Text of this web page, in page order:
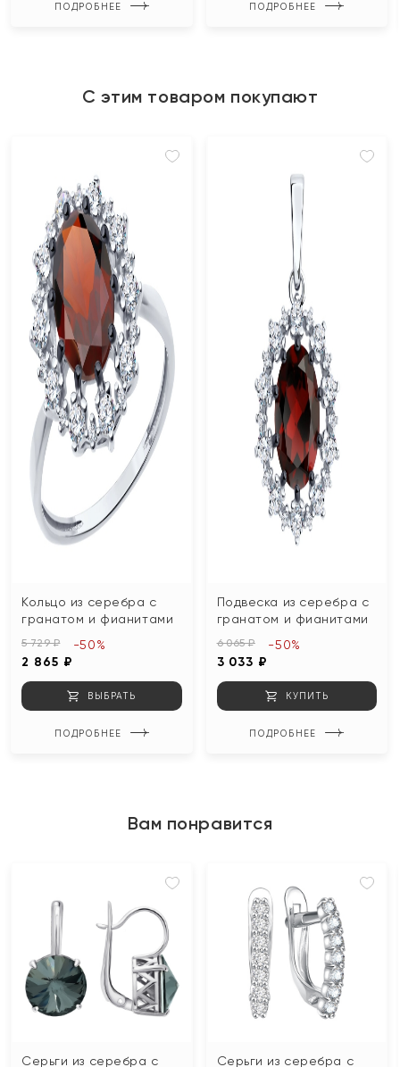
ПОДРОБНЕЕ ПОДРОБНЕЕ
С этим товаром покупают
Кольцо из серебра с
гранатом и фианитами
5 729 ₽
2 865 ₽
-50%
ВЫБРАТЬ
ПОДРОБНЕЕ
Подвеска из серебра с
гранатом и фианитами
6 065 ₽
3 033 ₽
-50%
КУПИТЬ
ПОДРОБНЕЕ
Вам понравится
Серьги из серебра с Серьги из серебра с